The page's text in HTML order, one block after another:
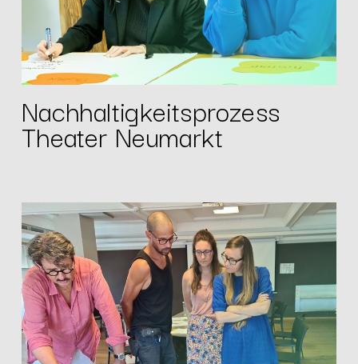
Nachhaltigkeitsprozess
Theater Neumarkt